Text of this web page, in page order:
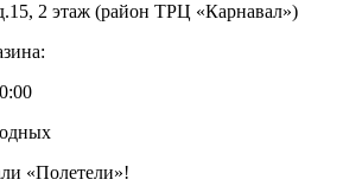
2 этаж (район ТРЦ «Карнавал»)
«Полетели»!